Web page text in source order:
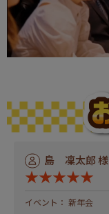
島 凜太郎 様
★★★★★
イベント： 新年会